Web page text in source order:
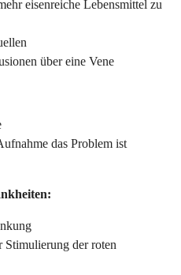
eisenreiche Lebensmittel zu
über eine Vene
das Problem ist
Stimulierung der roten